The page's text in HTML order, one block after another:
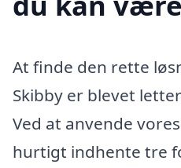
At finde den rette
Skibby er blevet
Ved at anvende
hurtigt indhente tre